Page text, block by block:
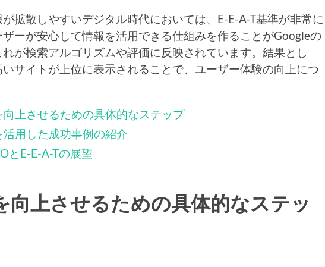
拡散しやすいデジタル時代においては、E-E-A-T基準が非常に
ーが安心して情報を活用できる仕組みを作ることがGoogleの
が検索アルゴリズムや評価に反映されています。結果とし
サイトが上位に表示されることで、ユーザー体験の向上につ
向上させるための具体的なステップ
活用した成功事例の紹介
とE-E-A-Tの展望
向上させるための具体的なステッ